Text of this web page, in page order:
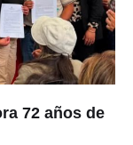
72 años de